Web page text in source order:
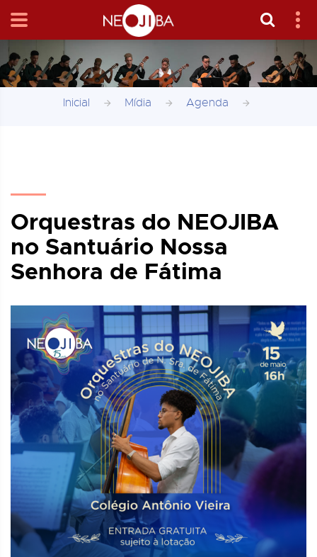
Inicial Mídia Agenda
Orquestras do NEOJIBA
no Santuário Nossa
Senhora de Fátima